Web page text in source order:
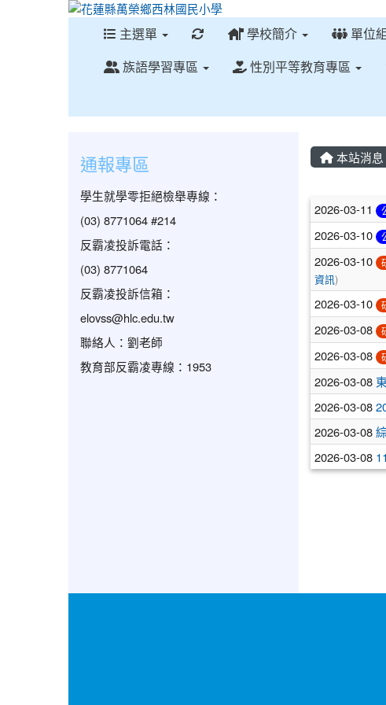
主選單 重新取得佈景設定
學校簡介 單位
族語學習專區
性別平等教育專區
本站消息
文章
2026-03-11
2026-03-10
2026-03-10
資訊)
2026-03-10
2026-03-08
2026-03-08
2026-03-08
2026-03-08
2026-03-08
2026-03-08
通報專區
學生就學零拒絕檢舉專線：
(03) 8771064 #214
反霸凌投訴電話：
(03) 8771064
反霸凌投訴信箱：
elovss@hlc.edu.tw
聯絡人：劉老師
教育部反霸凌專線：1953